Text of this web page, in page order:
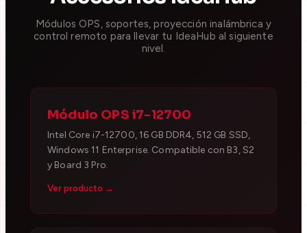
Módulos OPS, soportes, proyección inalámbrica y
control remoto para llevar tu IdeaHub al siguiente
nivel.
Módulo OPS i7-12700
Intel Core i7-12700, 16 GB DDR4, 512 GB SSD,
Windows 11 Enterprise. Compatible con B3, S2
y Board 3 Pro.
Ver producto →